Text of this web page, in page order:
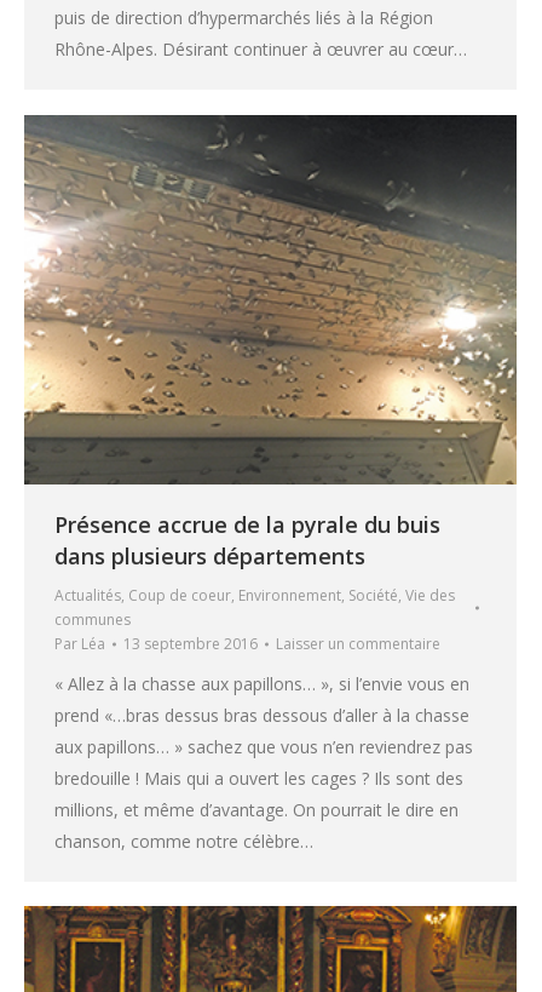
puis de direction d’hypermarchés liés à la Région
Rhône-Alpes. Désirant continuer à œuvrer au cœur…
Présence accrue de la pyrale du buis
dans plusieurs départements
Actualités, Coup de coeur, Environnement, Société, Vie des
communes
Par Léa 13 septembre 2016 Laisser un commentaire
« Allez à la chasse aux papillons… », si l’envie vous en
prend «…bras dessus bras dessous d’aller à la chasse
aux papillons… » sachez que vous n’en reviendrez pas
bredouille ! Mais qui a ouvert les cages ? Ils sont des
millions, et même d’avantage. On pourrait le dire en
chanson, comme notre célèbre…